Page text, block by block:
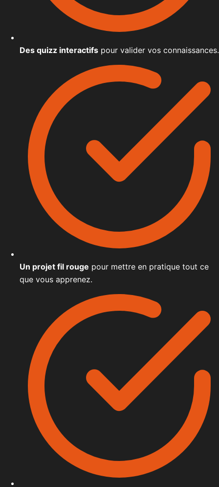
Des quizz interactifs pour valider vos connaissances.
Un projet fil rouge pour mettre en pratique tout ce
que vous apprenez.